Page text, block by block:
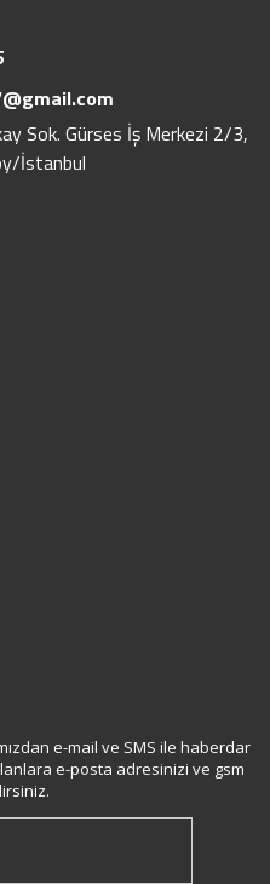
Sok. Gürses İş Merkezi 2/3,
İstanbul
e-mail ve SMS ile haberdar
e-posta adresinizi ve gsm